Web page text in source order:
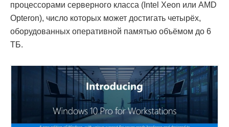
процессорами серверного класса (Intel Xeon или AMD
Opteron), число которых может достигать четырёх,
оборудованных оперативной памятью объёмом до 6
ТБ.